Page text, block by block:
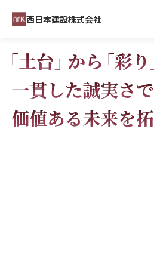
西日本建設株式会社